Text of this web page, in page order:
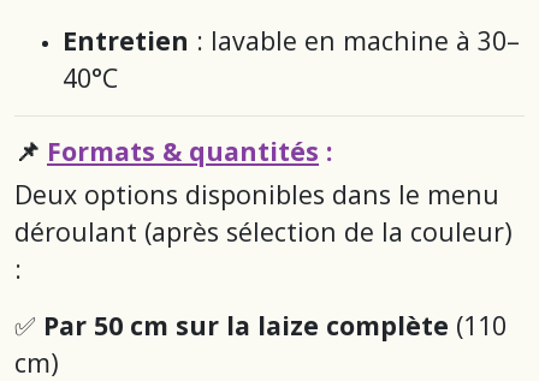
Entretien : lavable en machine à 30–
40°C
📌 Formats & quantités :
Deux options disponibles dans le menu
déroulant (après sélection de la couleur)
:
✅ Par 50 cm sur la laize complète (110
cm)